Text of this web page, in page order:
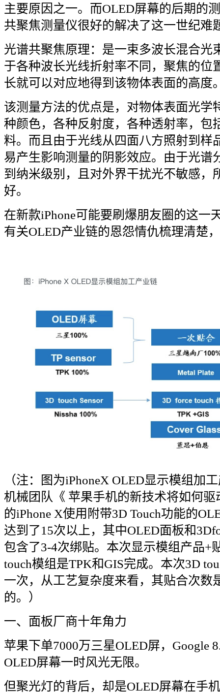
主要原因之一。而OLED屏幕的后期的
共聚焦测量仪很好的解决了这一世纪难
光谱共聚焦原理：是一束多波长混合光
于各种波长光线折射率不同，聚焦的位
长就可以对应地得到该物体表面的高度
该测量方法的优点是，对物体表面光学
种颜色，各种反射度，各种透射率，包
料。而且由于光线从四面八方照射到样
易产生影响测量的阴影效应。由于光谱
到纳米级别，且对外界干扰光不敏感，
好。
在新款iPhone可能要刷爆朋友圈的这一
有关OLED产业链的恩怨情仇梳理清楚
（注：图为iPhoneX OLED显示模组加
机械团队《 苹果手机的新技术将如何
的iPhone X使用附带3D Touch功能的
达到了15次以上，其中OLED面板和
包含了3-4次绑贴。本次显示模组产品+
touch模组是TPK和GIS完成。本次3D
一次，从工艺复杂度来看，其贴合次数
的。）
一、面板厂商十年角力
苹果下单7000万三星OLED屏， Google
OLED屏幕一时风光无限。
但聚光灯的背后，却是OLED屏幕在手